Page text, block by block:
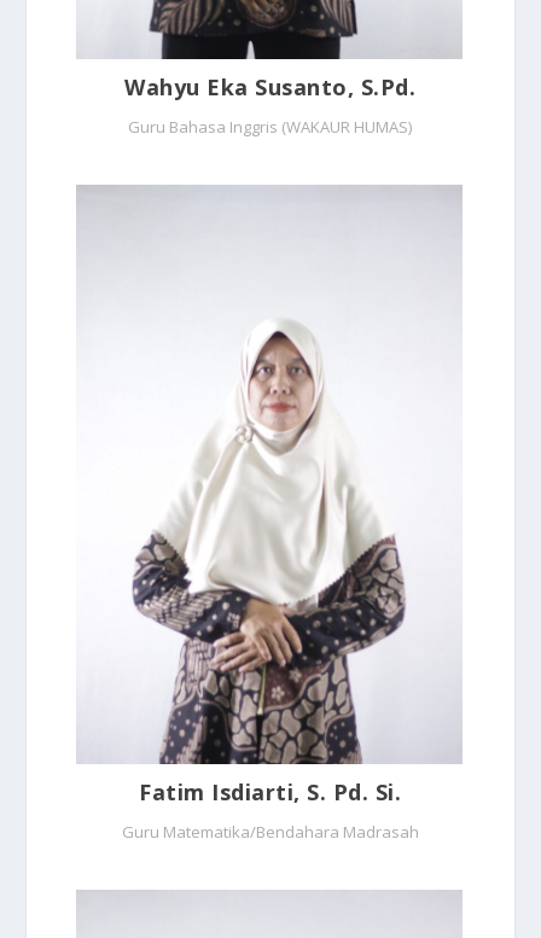
Wahyu Eka Susanto, S.Pd.
Guru Bahasa Inggris (WAKAUR HUMAS)
Fatim Isdiarti, S. Pd. Si.
Guru Matematika/Bendahara Madrasah